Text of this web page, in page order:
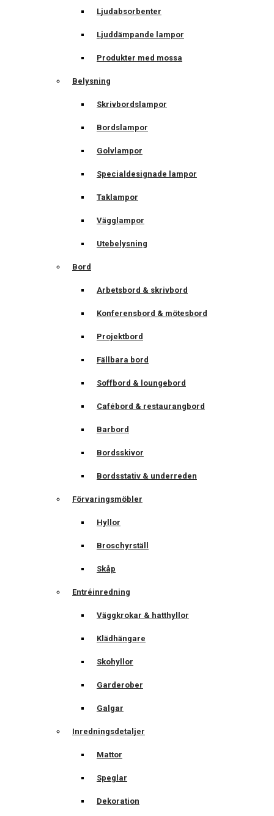
Ljudabsorbenter
Ljuddämpande lampor
Produkter med mossa
Belysning
Skrivbordslampor
Bordslampor
Golvlampor
Specialdesignade lampor
Taklampor
Vägglampor
Utebelysning
Bord
Arbetsbord & skrivbord
Konferensbord & mötesbord
Projektbord
Fällbara bord
Soffbord & loungebord
Cafébord & restaurangbord
Barbord
Bordsskivor
Bordsstativ & underreden
Förvaringsmöbler
Hyllor
Broschyrställ
Skåp
Entréinredning
Väggkrokar & hatthyllor
Klädhängare
Skohyllor
Garderober
Galgar
Inredningsdetaljer
Mattor
Speglar
Dekoration